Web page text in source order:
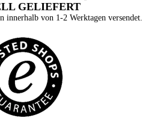
GELIEFERT
innerhalb von 1-2 Werktagen versendet.